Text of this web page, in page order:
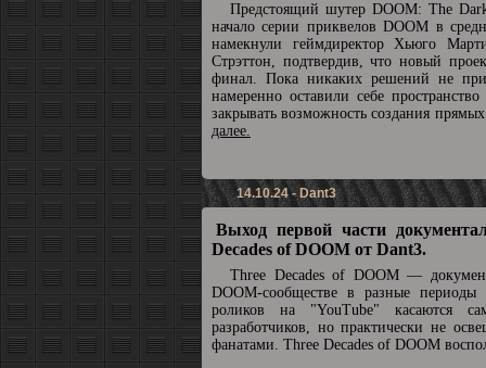
Предстоящий шутер DOOM: The
начало серии приквелов DOOM в
намекнули геймдиректор Хьюго
Стрэттон, подтвердив, что новый
финал. Пока никаких решений не
намеренно оставили себе
закрывать возможность создания
далее.
14.10.24 - Dant3
Выход первой части
Decades of DOOM от Dant3.
Three Decades of DOOM —
DOOM-сообществе в разные периоды
роликов на "YouTube" касаются
разработчиков, но практически не
фанатами. Three Decades of DOOM